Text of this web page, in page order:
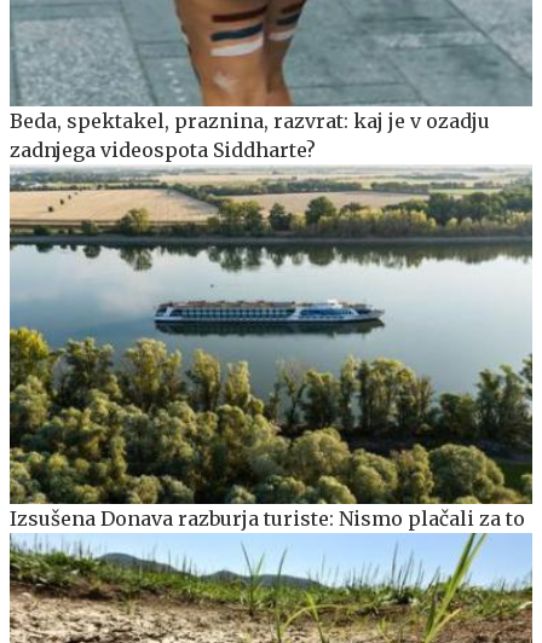
Beda, spektakel, praznina, razvrat: kaj je v ozadju
zadnjega videospota Siddharte?
Izsušena Donava razburja turiste: Nismo plačali za to